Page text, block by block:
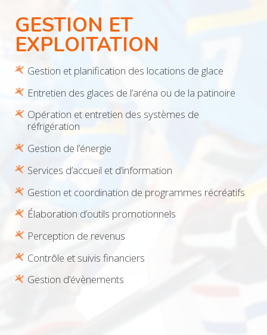
GESTION ET
EXPLOITATION
Gestion et planification des locations de glace
Entretien des glaces de l’aréna ou de la patinoire
Opération et entretien des systèmes de
réfrigération
Gestion de l’énergie
Services d’accueil et d’information
Gestion et coordination de programmes récréatifs
Élaboration d’outils promotionnels
Perception de revenus
Contrôle et suivis financiers
Gestion d’évènements